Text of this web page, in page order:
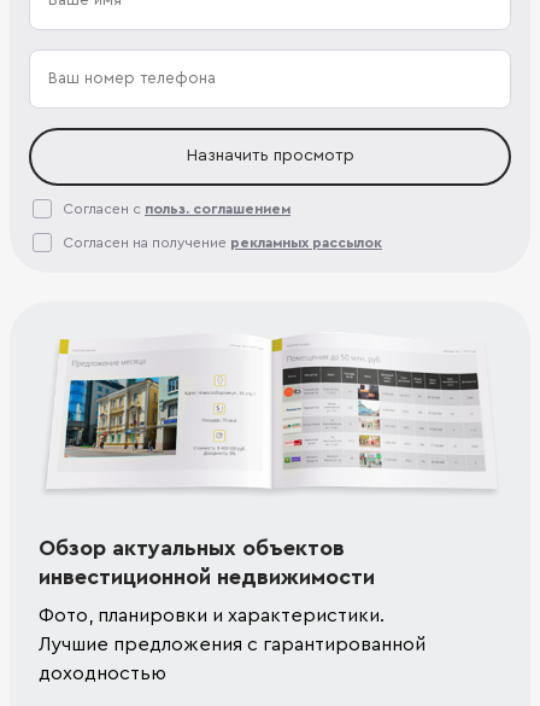
Назначить просмотр
Согласен с польз. соглашением
Согласен на получение рекламных рассылок
Обзор актуальных объектов
инвестиционной недвижимости
Фото, планировки и характеристики.
Лучшие предложения с гарантированной
доходностью